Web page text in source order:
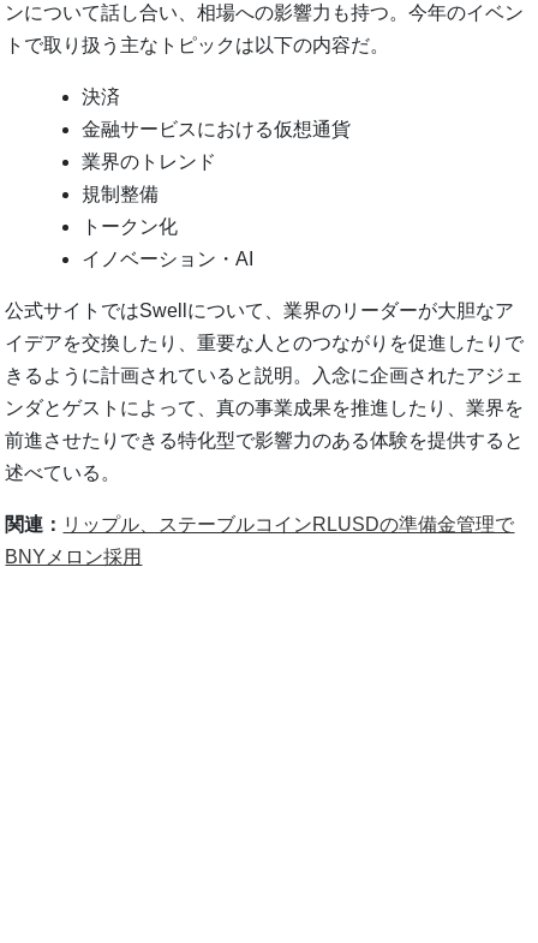
ンについて話し合い、相場への影響力も持つ。今年のイベン
トで取り扱う主なトピックは以下の内容だ。
決済
金融サービスにおける仮想通貨
業界のトレンド
規制整備
トークン化
イノベーション・AI
公式サイトではSwellについて、業界のリーダーが大胆なア
イデアを交換したり、重要な人とのつながりを促進したりで
きるように計画されていると説明。入念に企画されたアジェ
ンダとゲストによって、真の事業成果を推進したり、業界を
前進させたりできる特化型で影響力のある体験を提供すると
述べている。
関連： リップル、ステーブルコインRLUSDの準備金管理で
BNYメロン採用